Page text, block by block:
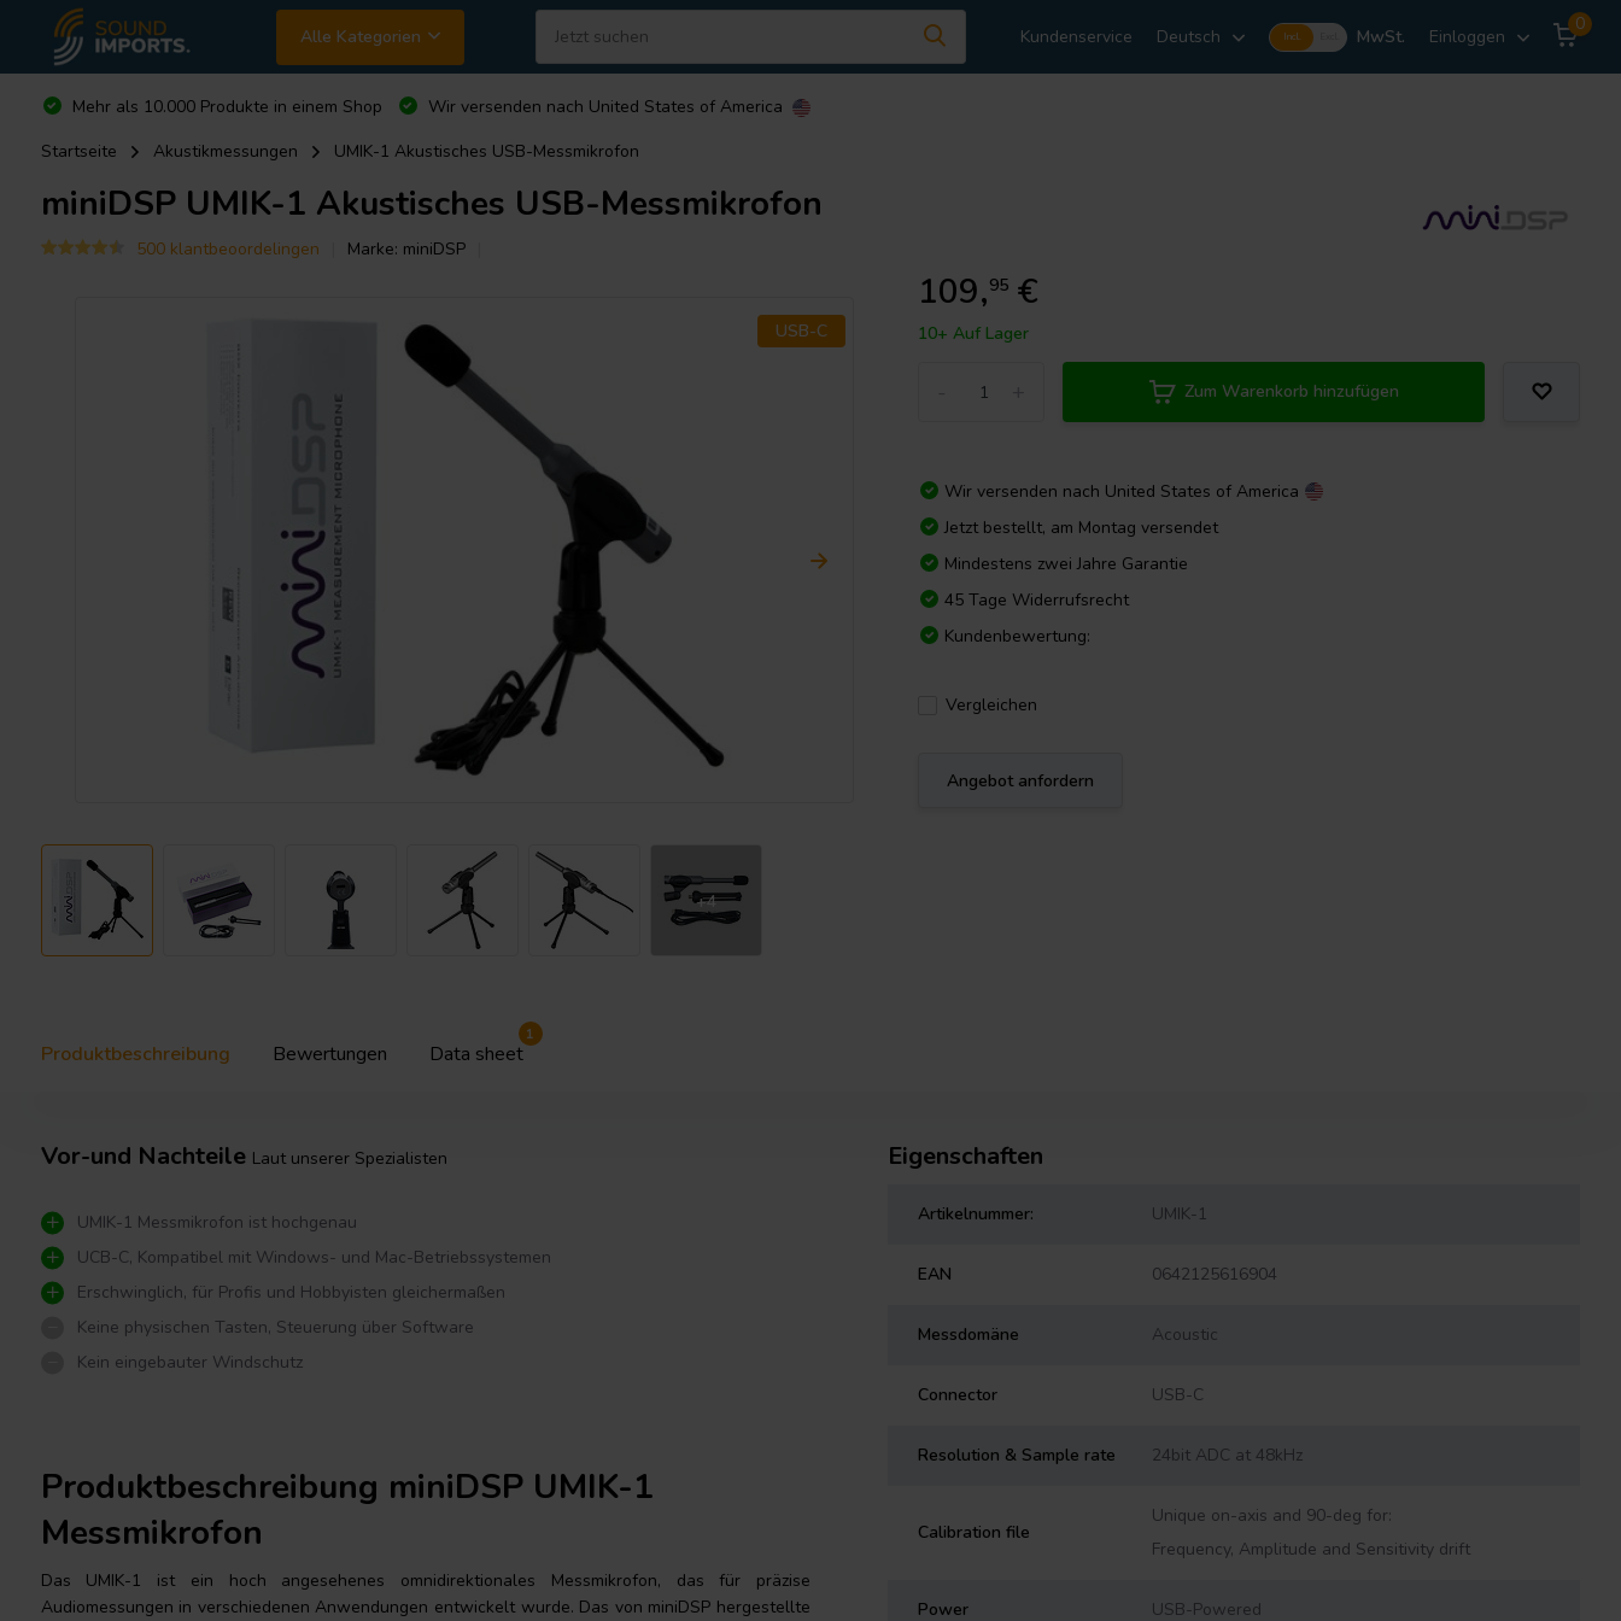
Alle Kategorien Kundenservice Deutsch Incl. MwSt. Einloggen
0
Mehr als 10.000 Produkte in einem Shop Wir versenden nach United States of America
Startseite
Akustikmessungen UMIK-1 Akustisches USB-Messmikrofon
miniDSPUMIK-1 Akustisches USB-Messmikrofon
500 klantbeoordelingen Marke: miniDSP
USB-C
+4
109,95 €
10+ Auf Lager
Zum Warenkorb hinzufügen
Wir versenden nach United States of America
Jetzt bestellt, am Montag versendet
Mindestens zwei Jahre Garantie
45 Tage Widerrufsrecht
Kundenbewertung:
Vergleichen
Angebot anfordern
Produktbeschreibung Bewertungen Data sheet
1
Vor-und Nachteile Laut unserer Spezialisten
UMIK-1 Messmikrofon ist hochgenau
UCB-C, Kompatibel mit Windows- und Mac-Betriebssystemen
Erschwinglich, für Profis und Hobbyisten gleichermaßen
Keine physischen Tasten, Steuerung über Software
Kein eingebauter Windschutz
Produktbeschreibung miniDSP UMIK-1
Messmikrofon
Das UMIK-1 ist ein hoch angesehenes omnidirektionales Messmikrofon, das für präzise
Audiomessungen in verschiedenen Anwendungen entwickelt wurde. Das von miniDSP hergestellte
Eigenschaften
Artikelnummer: UMIK-1
EAN 0642125616904
Messdomäne Acoustic
Connector USB-C
Resolution & Sample rate 24bit ADC at 48kHz
Calibration file
Unique on-axis and 90-deg for:
Frequency, Amplitude and Sensitivity drift
Power USB-Powered